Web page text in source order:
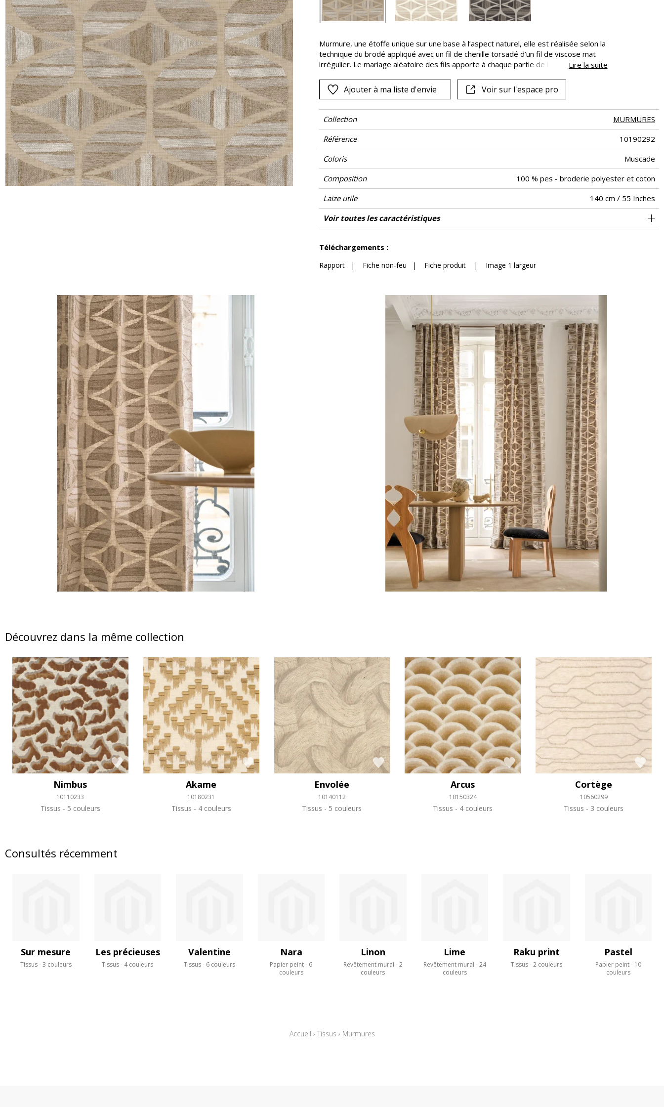
Satin
Taffetas
Velours
Rose
Vert
Violet
Murmure, une étoffe unique sur une base à l’aspect naturel, elle est réalisée selon la
technique du brodé appliqué avec un fil de chenille torsadé d’un fil de viscose mat
irrégulier. Le mariage aléatoire des fils apporte à chaque partie de l’étoffe sa
varient en intensité, s’épanouissant des plus claires aux plus foncées. Avec la beauté
de la nature pour modèle, elle décline son motif intemporel en trois coloris : naturel,
Lire la suite
Ajouter à ma liste d'envie Voir sur l'espace pro
Collection
MURMURES
Référence
10190292
Coloris
Muscade
Composition
100 % pes - broderie polyester et coton
Laize utile
140 cm / 55 Inches
Rétrécissement
<3%
Raccord Raccord droit
Poids g/m² 632
Performance Accoustique aw - 0.15
Usage
Entretien
Pays d'origine Inde
Rapport Horizontal 35 cm / 14 Inches
Rapport Vertical 32 cm / 13 Inches
Caractéristiques Outdoor
Voir toutes les caractéristiques
Téléchargements :
Rapport| Fiche non-feu | Fiche produit | Image 1 largeur
Découvrez dans la même collection
Nimbus
10110233
Tissus 5 couleurs
Akame
10180231
Tissus 4 couleurs
Envolée
10140112
Tissus 5 couleurs
Arcus
10150324
Tissus 4 couleurs
Cortège
10560299
Tissus 3 couleurs
Consultés récemment
Sur mesure
Tissus 3 couleurs
Les précieuses
Tissus 4 couleurs
Valentine
Tissus 6 couleurs
Nara
Papier peint
6
couleurs
Linon
Revêtement mural
2
couleurs
Lime
Revêtement mural
24
couleurs
Raku print
Tissus 2 couleurs
Pastel
Papier peint
10
couleurs
Accueil › Tissus › Murmures